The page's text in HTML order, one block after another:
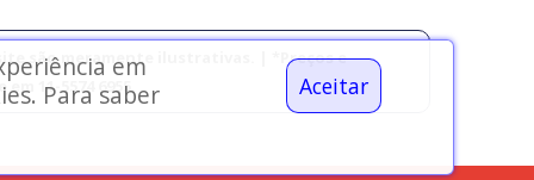
são meramente ilustrativas. | *Preços e
11-5574 6955.
em
Para saber
Aceitar